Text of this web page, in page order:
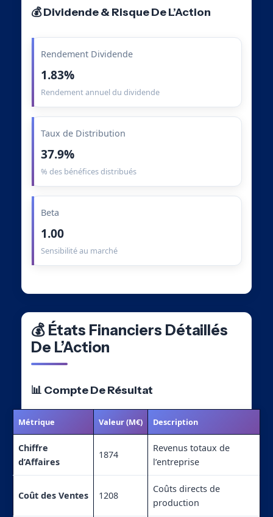
💰 Dividende & Risque De L’Action
Rendement Dividende
1.83%
Rendement annuel du dividende
Taux de Distribution
37.9%
% des bénéfices distribués
Beta
1.00
Sensibilité au marché
💰 États Financiers Détaillés
De L’Action
📊 Compte De Résultat
Métrique Valeur (M€) Description
Chiffre
d’Affaires
1874
Revenus totaux de
l’entreprise
Coût des Ventes 1208
Coûts directs de
production